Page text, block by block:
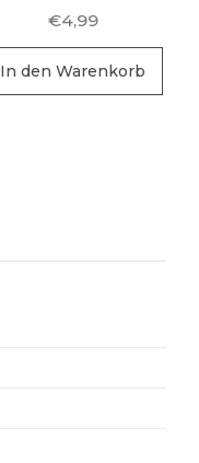
€4,99
In den Warenkorb